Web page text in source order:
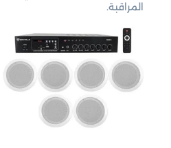
المراقبة.